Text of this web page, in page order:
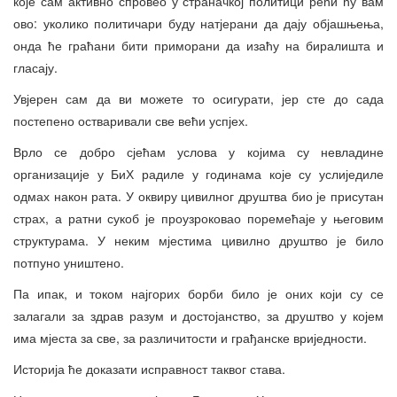
ово: уколико политичари буду натјерани да дају објашњења,
онда ће граћани бити приморани да изаћу на биралишта и
гласају.
Увјерен сам да ви можете то осигурати, јер сте до сада
постепено остваривали све већи успјех.
Врло се добро сјећам услова у којима су невладине
организације у БиХ радиле у годинама које су услиједиле
одмах након рата. У оквиру цивилног друштва био је присутан
страх, а ратни сукоб је проузроковао поремећаје у његовим
структурама. У неким мјестима цивилно друштво је било
потпуно уништено.
Па ипак, и током најгорих борби било је оних који су се
залагали за здрав разум и достојанство, за друштво у којем
има мјеста за све, за различитости и грађанске вриједности.
Историја ће доказати исправност таквог става.